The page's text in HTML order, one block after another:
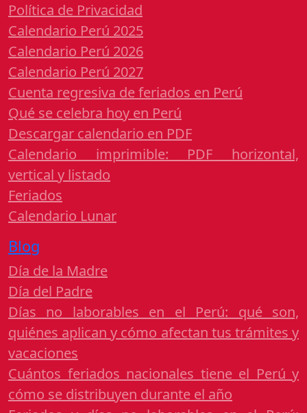
Política de Privacidad
Calendario Perú 2025
Calendario Perú 2026
Calendario Perú 2027
Cuenta regresiva de feriados en Perú
Qué se celebra hoy en Perú
Descargar calendario en PDF
Calendario imprimible: PDF horizontal,
vertical y listado
Feriados
Calendario Lunar
Blog
Día de la Madre
Día del Padre
Días no laborables en el Perú: qué son,
quiénes aplican y cómo afectan tus trámites y
vacaciones
Cuántos feriados nacionales tiene el Perú y
cómo se distribuyen durante el año